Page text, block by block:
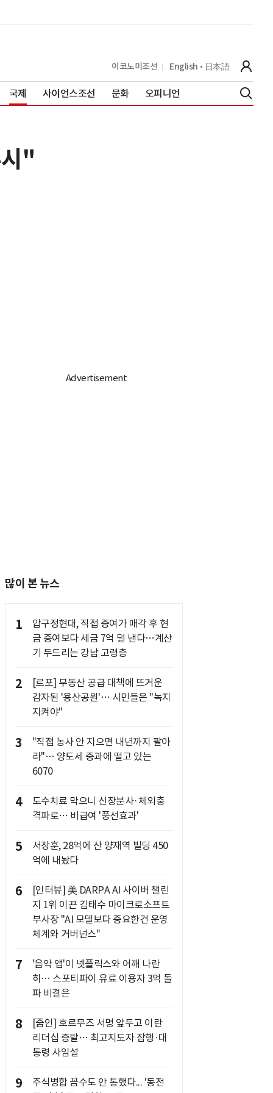
이코노미조선 English 日本語
국제 사이언스조선 문화 오피니언
"
많이 본 뉴스
1
압구정현대, 직접 증여가 매각 후 현
금 증여보다 세금 7억 덜 낸다…계산
기 두드리는 강남 고령층
2
[르포] 부동산 공급 대책에 뜨거운
감자된 '용산공원'… 시민들은 "녹지
지켜야"
3
"직접 농사 안 지으면 내년까지 팔아
라"… 양도세 중과에 떨고 있는
6070
4
도수치료 막으니 신장분사·체외충
격파로… 비급여 '풍선효과'
5
서장훈, 28억에 산 양재역 빌딩 450
억에 내놨다
6
[인터뷰] 美 DARPA AI 사이버 챌린
지 1위 이끈 김태수 마이크로소프트
부사장 "AI 모델보다 중요한건 운영
체계와 거버넌스"
7
'음악 앱'이 넷플릭스와 어깨 나란
히… 스포티파이 유료 이용자 3억 돌
파 비결은
8
[줌인] 호르무즈 서명 앞두고 이란
리더십 증발… 최고지도자 잠행·대
통령 사임설
9
주식병합 꼼수도 안 통했다... '동전